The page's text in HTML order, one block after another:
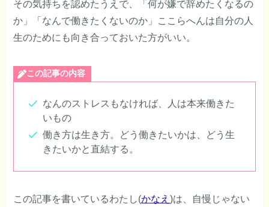
その気持ちを認めたうえで、「何が嫌で辞めたくなるの
か」「なんで働きたくないのか」ここらへんは自分の人
生のためにも向き合っておいた方がいい。
この記事の内容
なんのストレスもなければ、人は本来働きた
いもの
働き方は生き方。どう働きたいかは、どう生
きたいかと直結する。
この記事を書いているわたし(かなえ)は、自慢じゃない